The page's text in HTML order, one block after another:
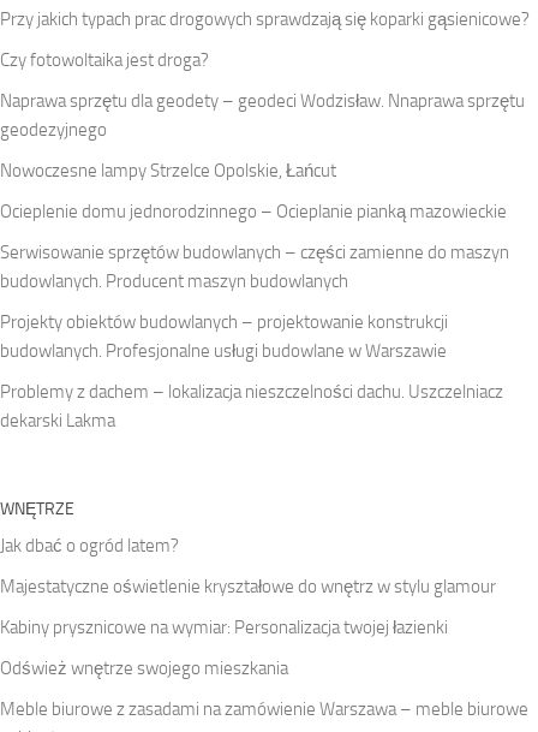
Przy jakich typach prac drogowych sprawdzają się koparki gąsienicowe?
Czy fotowoltaika jest droga?
Naprawa sprzętu dla geodety – geodeci Wodzisław. Nnaprawa sprzętu
geodezyjnego
Nowoczesne lampy Strzelce Opolskie, Łańcut
Ocieplenie domu jednorodzinnego – Ocieplanie pianką mazowieckie
Serwisowanie sprzętów budowlanych – części zamienne do maszyn
budowlanych. Producent maszyn budowlanych
Projekty obiektów budowlanych – projektowanie konstrukcji
budowlanych. Profesjonalne usługi budowlane w Warszawie
Problemy z dachem – lokalizacja nieszczelności dachu. Uszczelniacz
dekarski Lakma
WNĘTRZE
Jak dbać o ogród latem?
Majestatyczne oświetlenie kryształowe do wnętrz w stylu glamour
Kabiny prysznicowe na wymiar: Personalizacja twojej łazienki
Odśwież wnętrze swojego mieszkania
Meble biurowe z zasadami na zamówienie Warszawa – meble biurowe